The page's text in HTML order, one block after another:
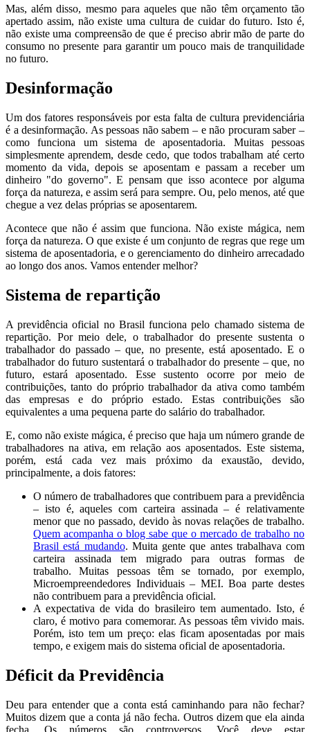
Mas, além disso, mesmo para aqueles que não têm orçamento tão
apertado assim, não existe uma cultura de cuidar do futuro. Isto é,
não existe uma compreensão de que é preciso abrir mão de parte do
consumo no presente para garantir um pouco mais de tranquilidade
no futuro.
Desinformação
Um dos fatores responsáveis por esta falta de cultura previdenciária
é a desinformação. As pessoas não sabem – e não procuram saber –
como funciona um sistema de aposentadoria. Muitas pessoas
simplesmente aprendem, desde cedo, que todos trabalham até certo
momento da vida, depois se aposentam e passam a receber um
dinheiro "do governo". E pensam que isso acontece por alguma
força da natureza, e assim será para sempre. Ou, pelo menos, até que
chegue a vez delas próprias se aposentarem.
Acontece que não é assim que funciona. Não existe mágica, nem
força da natureza. O que existe é um conjunto de regras que rege um
sistema de aposentadoria, e o gerenciamento do dinheiro arrecadado
ao longo dos anos. Vamos entender melhor?
Sistema de repartição
A previdência oficial no Brasil funciona pelo chamado sistema de
repartição. Por meio dele, o trabalhador do presente sustenta o
trabalhador do passado – que, no presente, está aposentado. E o
trabalhador do futuro sustentará o trabalhador do presente – que, no
futuro, estará aposentado. Esse sustento ocorre por meio de
contribuições, tanto do próprio trabalhador da ativa como também
das empresas e do próprio estado. Estas contribuições são
equivalentes a uma pequena parte do salário do trabalhador.
E, como não existe mágica, é preciso que haja um número grande de
trabalhadores na ativa, em relação aos aposentados. Este sistema,
porém, está cada vez mais próximo da exaustão, devido,
principalmente, a dois fatores:
O número de trabalhadores que contribuem para a previdência
– isto é, aqueles com carteira assinada – é relativamente
menor que no passado, devido às novas relações de trabalho.
Quem acompanha o blog sabe que o mercado de trabalho no
Brasil está mudando. Muita gente que antes trabalhava com
carteira assinada tem migrado para outras formas de
trabalho. Muitas pessoas têm se tornado, por exemplo,
Microempreendedores Individuais – MEI. Boa parte destes
não contribuem para a previdência oficial.
A expectativa de vida do brasileiro tem aumentado. Isto, é
claro, é motivo para comemorar. As pessoas têm vivido mais.
Porém, isto tem um preço: elas ficam aposentadas por mais
tempo, e exigem mais do sistema oficial de aposentadoria.
Déficit da Previdência
Deu para entender que a conta está caminhando para não fechar?
Muitos dizem que a conta já não fecha. Outros dizem que ela ainda
fecha. Os números são controversos. Você deve estar